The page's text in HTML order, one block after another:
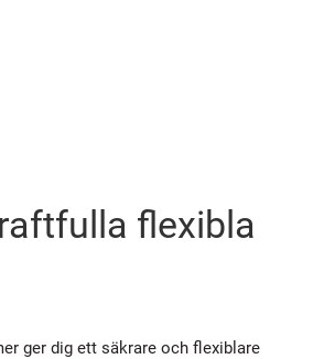
flexibla
ger dig ett säkrare och flexiblare